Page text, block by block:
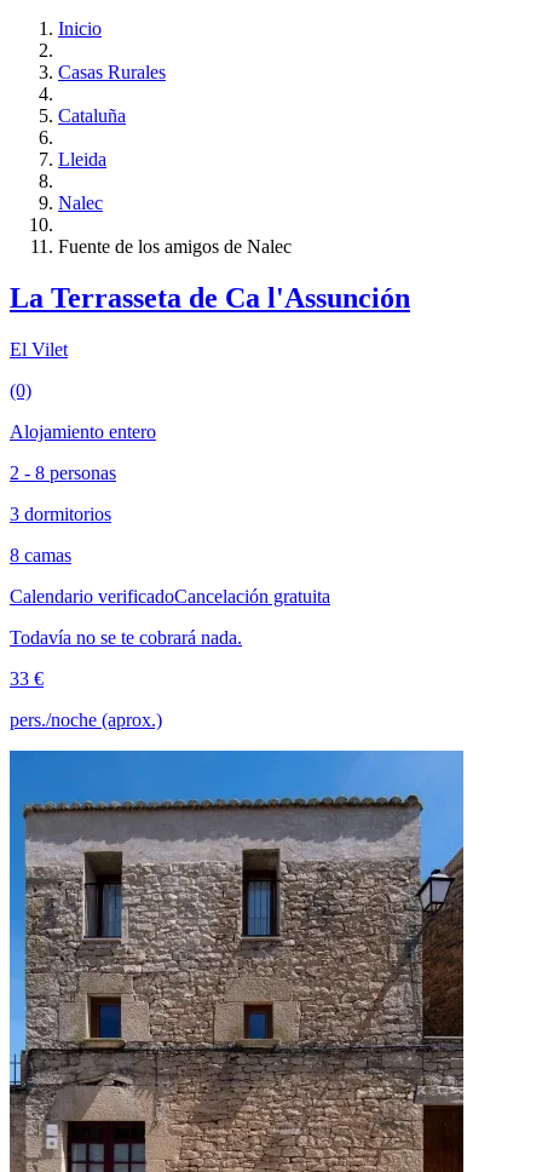
Inicio
Casas Rurales
Cataluña
Lleida
Nalec
Fuente de los amigos de Nalec
La Terrasseta de Ca l'Assunción
El Vilet
(0)
Alojamiento entero
2 - 8 personas
3 dormitorios
8 camas
Calendario verificadoCancelación gratuita
Todavía no se te cobrará nada.
33 €
pers./noche (aprox.)